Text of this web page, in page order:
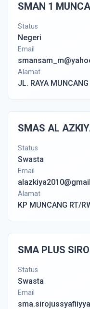
SMAN 1
Status
Negeri
Email
Alamat
JL. RAYA
SMAS AL
Status
Swasta
Email
Alamat
KP MUNCANG RT/
SMA PLUS
Status
Swasta
Email